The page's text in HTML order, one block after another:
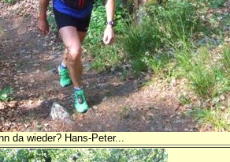
da wieder? Hans-Peter...